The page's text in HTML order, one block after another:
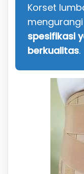
Korset
spesifikasi
berkualitas.